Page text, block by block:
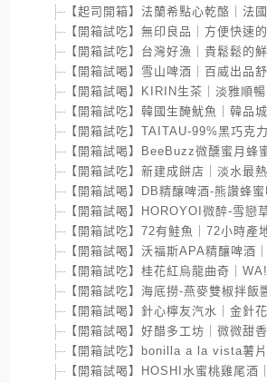
【起司開箱】法蘭希點心乾酪｜法
【開箱試吃】無印良品｜方便快速
【開箱試吃】台灣好漁｜貴鬆鬆的
【開箱試喝】雪山啤酒｜百威出品
【開箱試喝】KIRIN生茶｜淡雅順
【開箱試吃】韓國生醃魷魚｜韓品
【開箱試吃】TAITAU-99%黑巧克
【開箱試喝】BeeBuzz微醺蜜月蜂
【開箱試吃】新建成餅店｜淡水最
【開箱試喝】DB精釀啤酒-熊讚蜂
【開箱試喝】HOROYOI微醉-雪
【開箱試吃】72有鮭魚｜72小時
【開箱試喝】沃福斯APA精釀啤酒
【開箱試吃】桂花紅烏龍曲奇｜
【開箱試吃】海底撈-燕麥雙椒拌
【開箱試喝】針心檸友汽水｜金針
【開箱試喝】好醋多工坊｜微微甜
【開箱試吃】bonilla a la vista薯
【開箱試喝】HOSHI水蜜桃雞尾